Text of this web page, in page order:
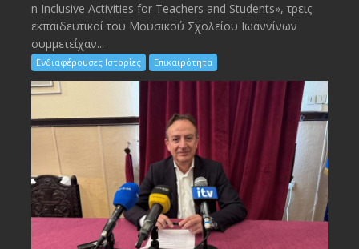
n Inclusive Activities for Teachers and Students», τρεις
εκπαιδευτικοί του Μουσικού Σχολείου Ιωαννίνων
συμμετείχαν...
Ενδιαφέρουσες Ιστορίες Επικαιρότητα